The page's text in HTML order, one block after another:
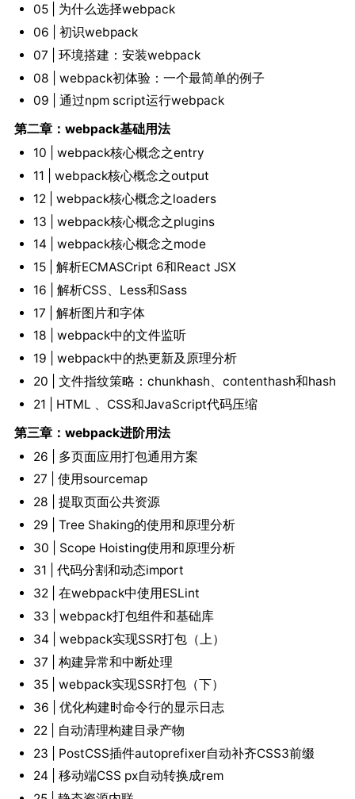
05 | 为什么选择webpack
06 | 初识webpack
07 | 环境搭建：安装webpack
08 | webpack初体验：一个最简单的例子
09 | 通过npm script运行webpack
第二章：webpack基础用法
10 | webpack核心概念之entry
11 | webpack核心概念之output
12 | webpack核心概念之loaders
13 | webpack核心概念之plugins
14 | webpack核心概念之mode
15 | 解析ECMASCript 6和React JSX
16 | 解析CSS、Less和Sass
17 | 解析图片和字体
18 | webpack中的文件监听
19 | webpack中的热更新及原理分析
20 | 文件指纹策略：chunkhash、contenthash和hash
21 | HTML 、CSS和JavaScript代码压缩
第三章：webpack进阶用法
26 | 多页面应用打包通用方案
27 | 使用sourcemap
28 | 提取页面公共资源
29 | Tree Shaking的使用和原理分析
30 | Scope Hoisting使用和原理分析
31 | 代码分割和动态import
32 | 在webpack中使用ESLint
33 | webpack打包组件和基础库
34 | webpack实现SSR打包（上）
37 | 构建异常和中断处理
35 | webpack实现SSR打包（下）
36 | 优化构建时命令行的显示日志
22 | 自动清理构建目录产物
23 | PostCSS插件autoprefixer自动补齐CSS3前缀
24 | 移动端CSS px自动转换成rem